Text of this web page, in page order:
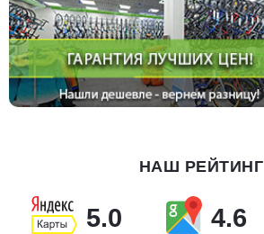
НАШ РЕЙТИНГ
5.0 4.6